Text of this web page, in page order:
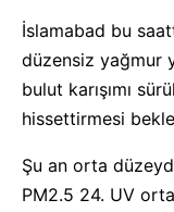
İslamabad bu
düzensiz yağmur
bulut karışımı
hissettirmesi
Şu an orta
PM2.5 24. UV